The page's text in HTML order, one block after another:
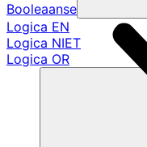
Booleaanse
Logica EN
Logica NIET
Logica OR